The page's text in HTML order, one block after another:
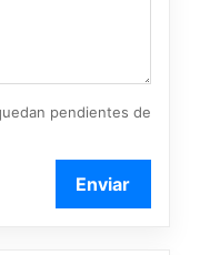
pendientes de
Enviar